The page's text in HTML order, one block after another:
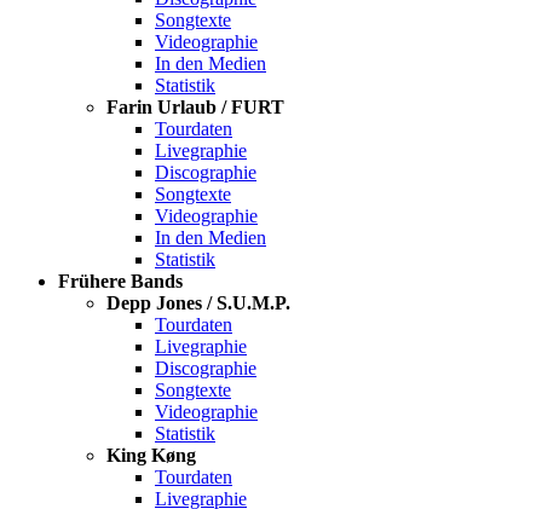
Songtexte
Videographie
In den Medien
Statistik
Farin Urlaub / FURT
Tourdaten
Livegraphie
Discographie
Songtexte
Videographie
In den Medien
Statistik
Frühere Bands
Depp Jones / S.U.M.P.
Tourdaten
Livegraphie
Discographie
Songtexte
Videographie
Statistik
King Køng
Tourdaten
Livegraphie